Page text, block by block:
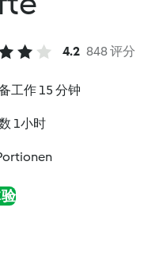
4.2 848 评分
工作 15 分钟
1小时